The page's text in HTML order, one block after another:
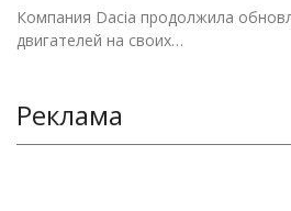
Компания Dacia продолжила
двигателей на своих…
Реклама